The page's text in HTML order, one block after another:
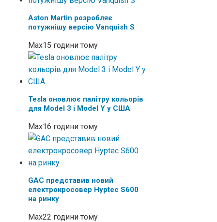
Aston Martin розробляє
потужнішу версію Vanquish S
Max15 години тому
Tesla оновлює палітру кольорів
для Model 3 і Model Y у США
Max16 години тому
GAC представив новий
електрокросовер Hyptec S600
на ринку
Max22 години тому